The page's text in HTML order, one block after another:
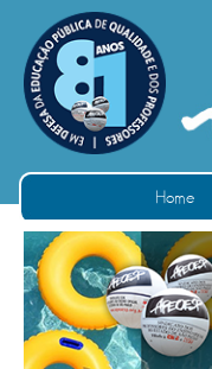
Home